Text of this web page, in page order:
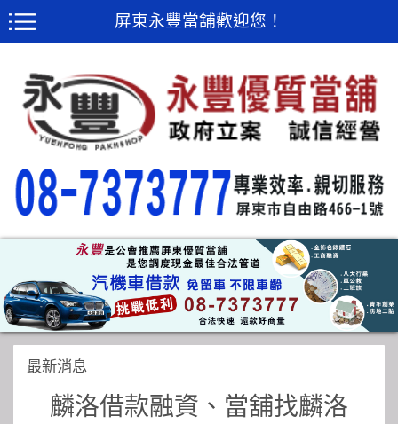
屏東永豐當舖歡迎您！
最新消息
麟洛借款融資、當舖找麟洛